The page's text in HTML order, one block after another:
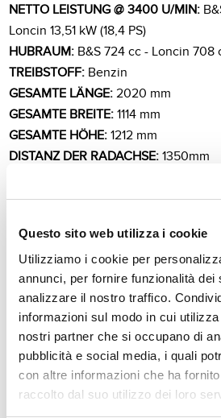
Questo sito web utilizza i cookie
Utilizziamo i cookie per
annunci, per fornire funzionalità dei
analizzare il nostro traffico.
informazioni sul modo in cui
nostri partner che si occupano di
pubblicità e social media, i quali
con altre informazioni che ha
raccolto dal suo utilizzo dei loro
NETTO LEISTUNG @ 3400 U/MIN:
Loncin 13,51 kW (18,4 PS)
HUBRAUM: B&S 724 cc - Loncin 708
TREIBSTOFF: Benzin
GESAMTE LÄNGE: 2020 mm
GESAMTE BREITE: 1114 mm
GESAMTE HÖHE: 1212 mm
DISTANZ DER RADACHSE: 1350mm
GEWICHT:380 kg
VORDERANTRIEB: Kanzaki KXH-10N
HONTENANTRIEB:Tuff-Torq K-664E
SCHNITTTYP:Schlegelmulcher
SCHNITTNIVEAU:4 fest 6 kippbar
SCHNITTHÖHE:30 - 92 mm
SCHNITTBREITE:950 mm
MENGE DER MESSER: 52 (= 26 Paar
ANTRIEB MOTOR > MÜLCHER: